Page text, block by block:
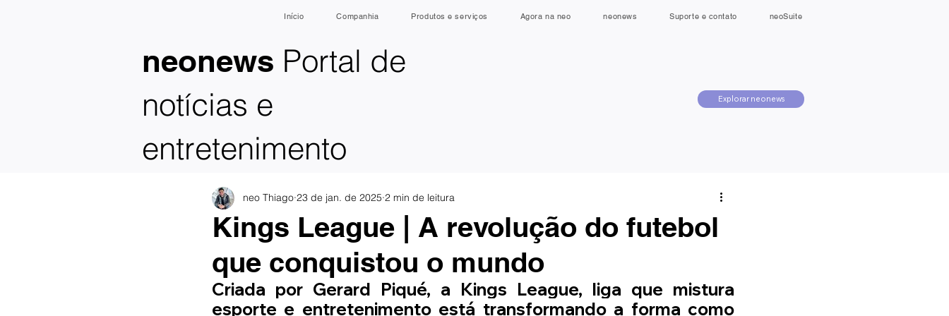
Explorar neonews
neonews Portal de
notícias e
entretenimento
Início Companhia Produtos e serviços Agora na neo neonews Suporte e contato neoSuite
Kings League | A revolução do futebol
que conquistou o mundo
neo Thiago 23 de jan. de 2025 2 min de leitura
Criada por Gerard Piqué, a Kings League, liga que mistura
esporte e entretenimento está transformando a forma como